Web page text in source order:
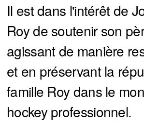
Il est dans l'intérêt de
Roy de soutenir son
agissant de manière
et en préservant la
famille Roy dans le
hockey professionnel.